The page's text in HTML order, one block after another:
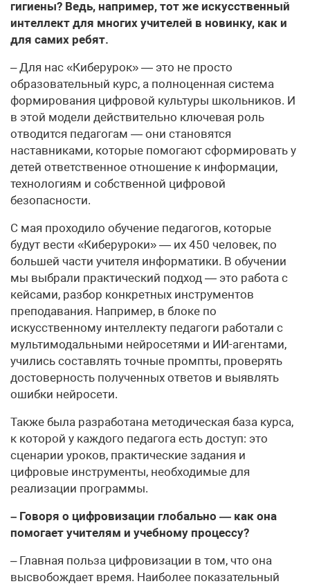
гигиены? Ведь, например, тот же искусственный
интеллект для многих учителей в новинку, как и
для самих ребят.
– Для нас «Киберурок» — это не просто
образовательный курс, а полноценная система
формирования цифровой культуры школьников. И
в этой модели действительно ключевая роль
отводится педагогам — они становятся
наставниками, которые помогают сформировать у
детей ответственное отношение к информации,
технологиям и собственной цифровой
безопасности.
С мая проходило обучение педагогов, которые
будут вести «Киберуроки» — их 450 человек, по
большей части учителя информатики. В обучении
мы выбрали практический подход — это работа с
кейсами, разбор конкретных инструментов
преподавания. Например, в блоке по
искусственному интеллекту педагоги работали с
мультимодальными нейросетями и ИИ-агентами,
учились составлять точные промпты, проверять
достоверность полученных ответов и выявлять
ошибки нейросети.
Также была разработана методическая база курса,
к которой у каждого педагога есть доступ: это
сценарии уроков, практические задания и
цифровые инструменты, необходимые для
реализации программы.
– Говоря о цифровизации глобально — как она
помогает учителям и учебному процессу?
– Главная польза цифровизации в том, что она
высвобождает время. Наиболее показательный